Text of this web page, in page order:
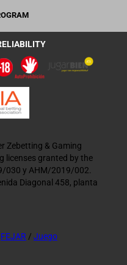
Zebetting & Gaming
licenses granted by the
030 y AHM/2019/002.
Diagonal 458, planta
FEJAR / Juego